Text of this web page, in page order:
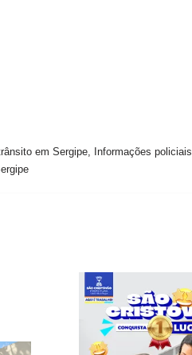
em Sergipe, Informações policiais